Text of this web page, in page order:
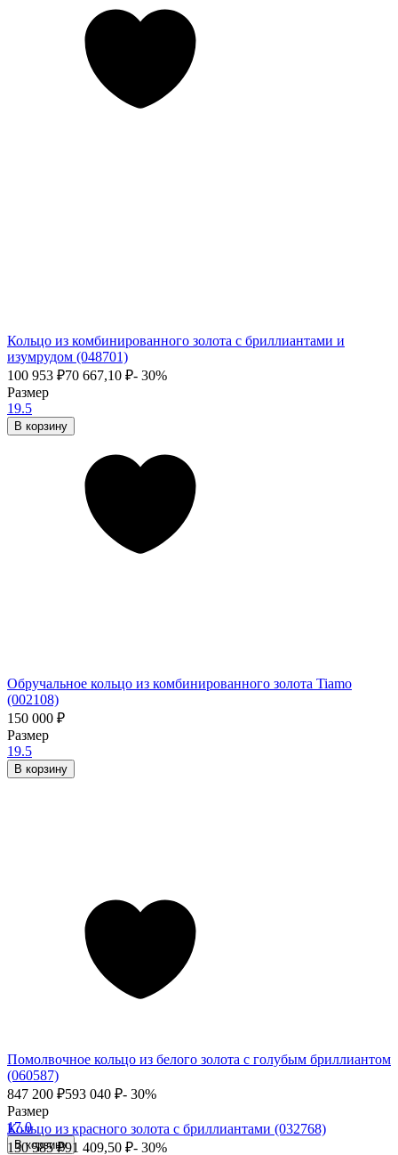
Кольцо из комбинированного золота с бриллиантами и
изумрудом (048701)
100 953 ₽70 667,10 ₽- 30%
Размер
19.5
В корзину
Помолвочное кольцо из белого золота с голубым бриллиантом
(060587)
847 200 ₽593 040 ₽- 30%
Размер
17.0
В корзину
Обручальное кольцо из комбинированного золота Tiamo
(002108)
150 000 ₽
Размер
19.5
В корзину
Кольцо из красного золота с бриллиантами (032768)
130 585₽91 409,50 ₽- 30%